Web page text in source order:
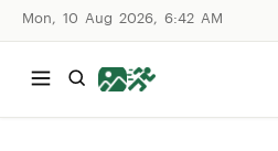
Mon, 10 Aug 2026, 6:42 AM